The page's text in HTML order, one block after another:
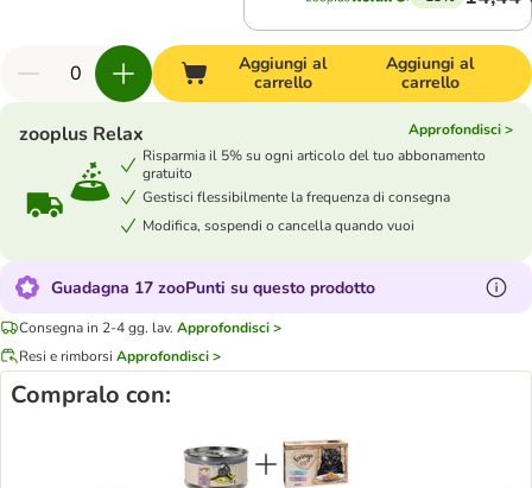
Aggiungi al
carrello
Aggiungi al
carrello
zooplus Relax
Approfondisci >
Risparmia il 5% su ogni articolo del tuo abbonamento
gratuito
Gestisci flessibilmente la frequenza di consegna
Modifica, sospendi o cancella quando vuoi
Guadagna 17 zooPunti su questo prodotto
Consegna in 2-4 gg. lav. Approfondisci >
Resi e rimborsi Approfondisci >
Compralo con: